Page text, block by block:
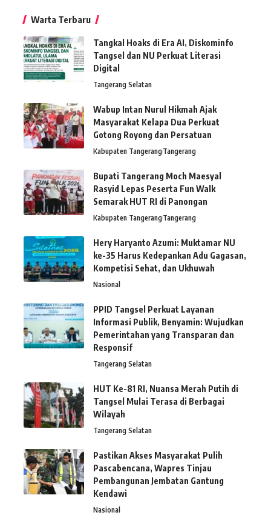
Warta Terbaru
Tangkal Hoaks di Era AI, Diskominfo
Tangsel dan NU Perkuat Literasi
Digital
Tangerang Selatan
Wabup Intan Nurul Hikmah Ajak
Masyarakat Kelapa Dua Perkuat
Gotong Royong dan Persatuan
Kabupaten TangerangTangerang
Bupati Tangerang Moch Maesyal
Rasyid Lepas Peserta Fun Walk
Semarak HUT RI di Panongan
Kabupaten TangerangTangerang
Hery Haryanto Azumi: Muktamar NU
ke-35 Harus Kedepankan Adu Gagasan,
Kompetisi Sehat, dan Ukhuwah
Nasional
PPID Tangsel Perkuat Layanan
Informasi Publik, Benyamin: Wujudkan
Pemerintahan yang Transparan dan
Responsif
Tangerang Selatan
HUT Ke-81 RI, Nuansa Merah Putih di
Tangsel Mulai Terasa di Berbagai
Wilayah
Tangerang Selatan
Pastikan Akses Masyarakat Pulih
Pascabencana, Wapres Tinjau
Pembangunan Jembatan Gantung
Kendawi
Nasional